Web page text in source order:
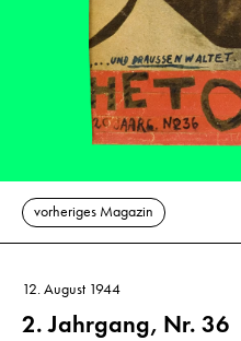
vorheriges Magazin
12. August 1944
2. Jahrgang, Nr. 36